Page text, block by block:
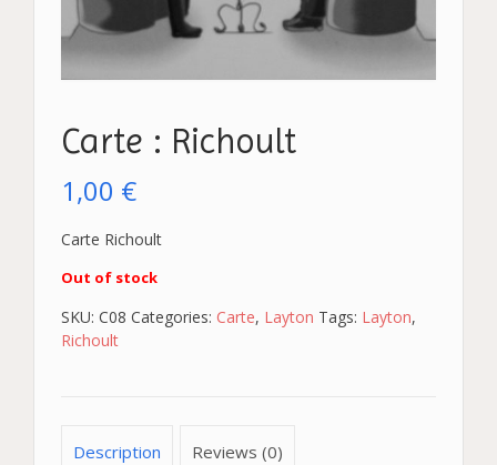
Carte : Richoult
1,00 €
Carte Richoult
Out of stock
SKU: C08 Categories: Carte, Layton Tags: Layton,
Richoult
Description Reviews (0)